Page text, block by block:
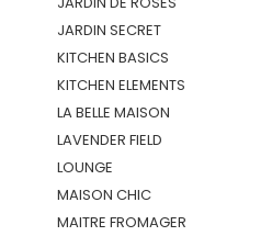
JARDIN SECRET
KITCHEN BASICS
KITCHEN ELEMENTS
LA BELLE MAISON
LAVENDER FIELD
LOUNGE
MAISON CHIC
MAITRE FROMAGER